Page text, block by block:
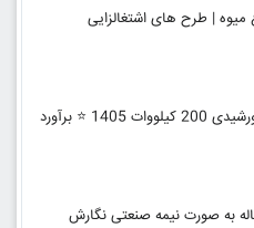
| طرح های اشتغالزایی
طرح توجیهی نیروگاه خورشیدی 200 کیلووات 1405 ⭐️ برآورد
به صورت نیمه صنعتی نگارش